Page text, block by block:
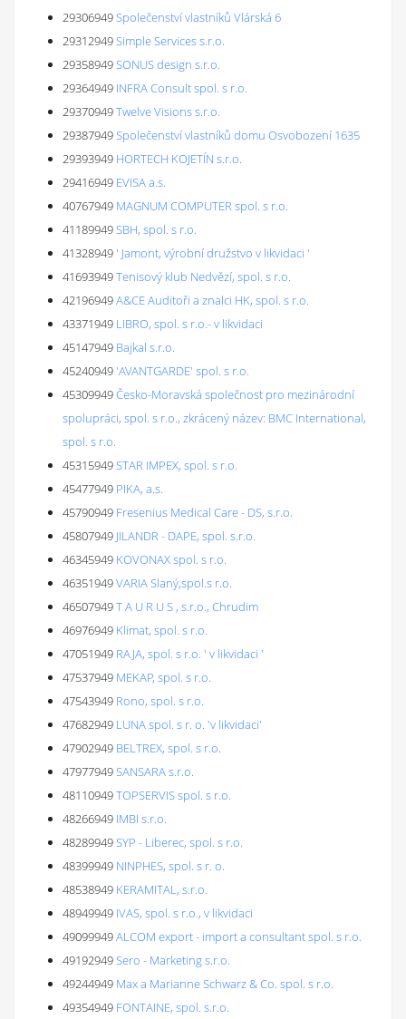
29306949Společenství vlastníků Vlárská 6
29312949Simple Services s.r.o.
29358949SONUS design s.r.o.
29364949 INFRA Consult spol. s r.o.
29370949Twelve Visions s.r.o.
29387949Společenství vlastníků domu Osvobození 1635
29393949 HORTECH KOJETÍN s.r.o.
29416949 EVISA a.s.
40767949 MAGNUM COMPUTER spol. s r.o.
41189949SBH, spol. s r.o.
41328949' Jamont, výrobní družstvo v likvidaci '
41693949Tenisový klub Nedvězí, spol. s r.o.
42196949A&CE Auditoři a znalci HK, spol. s r.o.
43371949 LIBRO, spol. s r.o.- v likvidaci
45147949 Bajkal s.r.o.
45240949'AVANTGARDE' spol. s r.o.
45309949Česko-Moravská společnost pro mezinárodní
spolupráci, spol. s r.o., zkrácený název: BMC International,
spol. s r.o.
45315949STAR IMPEX, spol. s r.o.
45477949 PIKA, a.s.
45790949 Fresenius Medical Care - DS, s.r.o.
45807949 JILANDR - DAPE, spol. s.r.o.
46345949 KOVONAX spol. s r.o.
46351949VARIA Slaný,spol.s r.o.
46507949T A U R U S , s.r.o., Chrudim
46976949 Klimat, spol. s r.o.
47051949 RAJA, spol. s r.o. ' v likvidaci '
47537949 MEKAP, spol. s r.o.
47543949 Rono, spol. s r.o.
47682949 LUNA spol. s r. o. 'v likvidaci'
47902949 BELTREX, spol. s r.o.
47977949SANSARA s.r.o.
48110949TOPSERVIS spol. s r.o.
48266949 IMBI s.r.o.
48289949SYP - Liberec, spol. s r.o.
48399949 NINPHES, spol. s r. o.
48538949 KERAMITAL, s.r.o.
48949949 IVAS, spol. s r.o., v likvidaci
49099949ALCOM export - import a consultant spol. s r.o.
49192949Sero - Marketing s.r.o.
49244949 Max a Marianne Schwarz & Co. spol. s r.o.
49354949 FONTAINE, spol. s.r.o.